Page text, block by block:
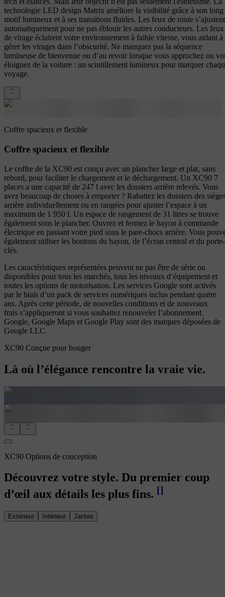
technologie LED design Matrix améliore la visibilité grâce à son long
motif lumineux et à ses transitions fluides. Les feux de route s’ajustent
automatiquement pour ne pas éblouir les autres conducteurs. Les feux
de virage éclairent votre environnement à faible vitesse, vous aidant à
gérer les virages dans l’obscurité. Ne manquez pas la séquence
lumineuse de bienvenue ou d’au revoir lorsque vous approchez ou
éloignez de la voiture : un scintillement lumineux pour marquer
voyage.
Coffre spacieux et flexible
Coffre spacieux et flexible
Le coffre de la XC90 est conçu avec un plancher large et plat, sans
rebord, pour faciliter le chargement et le déchargement. Un XC90 7
places a une capacité de 247 l avec les dossiers arrière relevés. Vous
avez beaucoup de choses à emporter ? Rabattez les dossiers des
arrière individuellement ou en rangées pour ajuster l’espace à un
maximum de 1 950 l. Un espace de rangement de 31 litres se trouve
également sous le plancher. Ouvrez et fermez le hayon à commande
électrique en passant votre pied sous le pare-chocs arrière. Vous
également utiliser les boutons du hayon, de l’écran central et du porte-
clés.
Les caractéristiques représentées peuvent ne pas être de série ou
disponibles pour tous les marchés, tous les niveaux d’équipement et
toutes les options de motorisation. Les services Google sont activés
par le biais d’un pack de services numériques inclus pendant quatre
ans. Après cette période, de nouvelles conditions et de nouveaux
frais s’appliqueront si vous souhaitez renouveler l’abonnement.
Google, Google Maps et Google Play sont des marques déposées de
Google LLC.
XC90 Conçue pour bouger
Là où l’élégance rencontre la vraie vie.
XC90 Options de conception
Découvrez votre style. Du premier coup
d’œil aux détails les plus fins. []
Extérieur Intérieur Jantes